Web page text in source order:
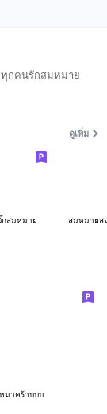
กคนรักสมหมาย
ดูเพิ่ม
กสมหมาย สมหมายส
หมาคร้าบบบ